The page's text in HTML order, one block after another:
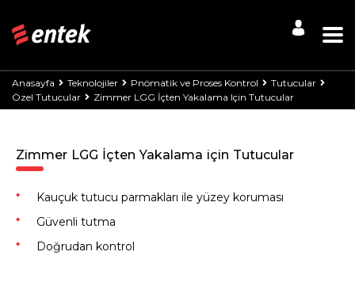
Anasayfa Teknolojiler Pnömatik ve Proses Kontrol
Tutucular
Özel Tutucular
Zimmer LGG İçten Yakalama Için Tutucular
Zimmer LGG İçten Yakalama için Tutucular
Kauçuk tutucu parmakları ile yüzey koruması
Güvenli tutma
Doğrudan kontrol